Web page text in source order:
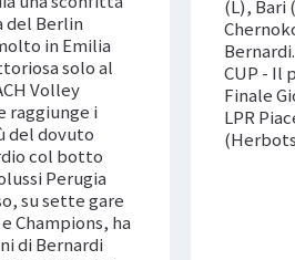
del Berlin
in Emilia
solo al
Volley
raggiunge i
del dovuto
col botto
Perugia
su sette gare
Champions, ha
di Bernardi
(L), Bari
CUP - Il
Finale
LPR